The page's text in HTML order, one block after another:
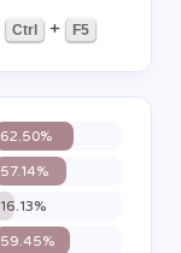
Ctrl + F5
62.50%
57.14%
16.13%
59.45%